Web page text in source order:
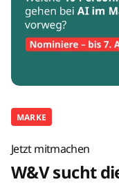
MARKE
Jetzt mitmachen
W&V sucht